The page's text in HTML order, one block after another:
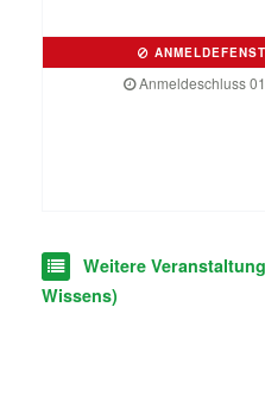
Anmeldeschluss
Weitere
Wissens)